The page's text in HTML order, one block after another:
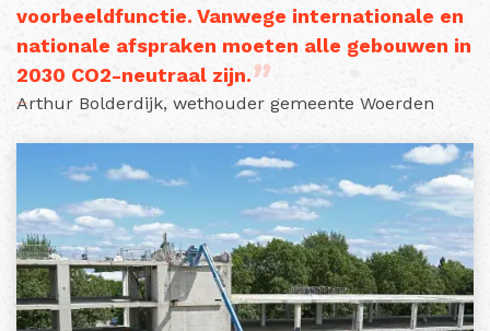
voorbeeldfunctie. Vanwege internationale en
nationale afspraken moeten alle gebouwen in
2030 CO2-neutraal zijn.
Arthur Bolderdijk, wethouder gemeente Woerden